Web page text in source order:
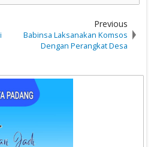
Previous
Babinsa Laksanakan Komsos
Dengan Perangkat Desa